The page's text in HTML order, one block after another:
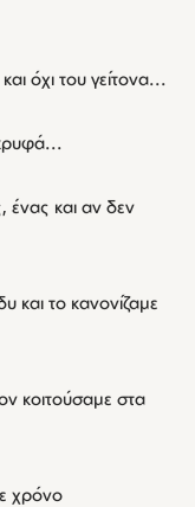
όχι του γείτονα...
και αν δεν
και το κανονίζαμε
κοιτούσαμε στα
χρόνο